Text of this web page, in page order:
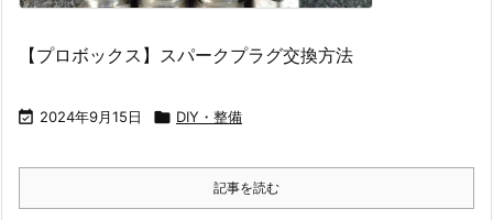
【プロボックス】スパークプラグ交換方法
 2024年9月15日  DIY・整備
記事を読む